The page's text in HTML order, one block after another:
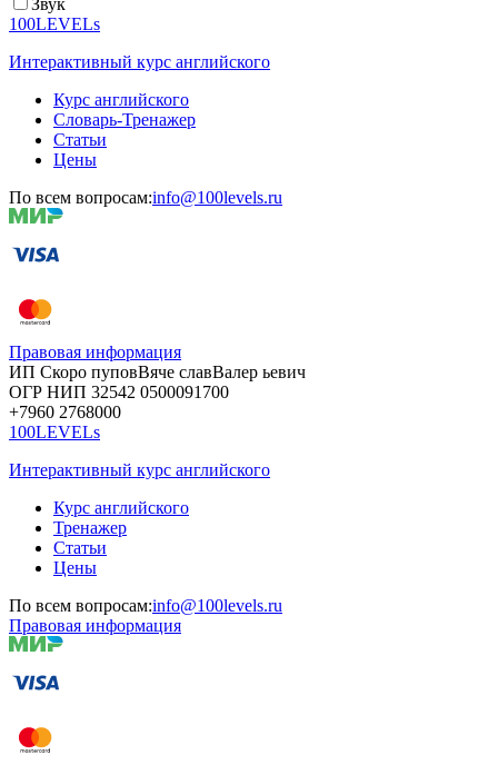
100LEVELs
Интерактивный курс английского
Курс английского
Словарь-Тренажер
Статьи
Цены
По всем вопросам:info@100levels.ru
Правовая информация
ИП Скоро пуповВяче славВалер ьевич
ОГР НИП 32542 0500091700
+7960 2768000
100LEVELs
Интерактивный курс английского
Курс английского
Тренажер
Статьи
Цены
По всем вопросам:info@100levels.ru
Правовая информация